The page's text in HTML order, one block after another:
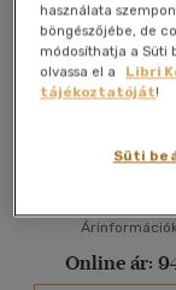
Meteor
Évkönyv
Antikvár
Online ár:
használata
böngészőjébe, de
módosíthatja a Süti
olvassa el a
Libri
tájékoztatóját!
Süti